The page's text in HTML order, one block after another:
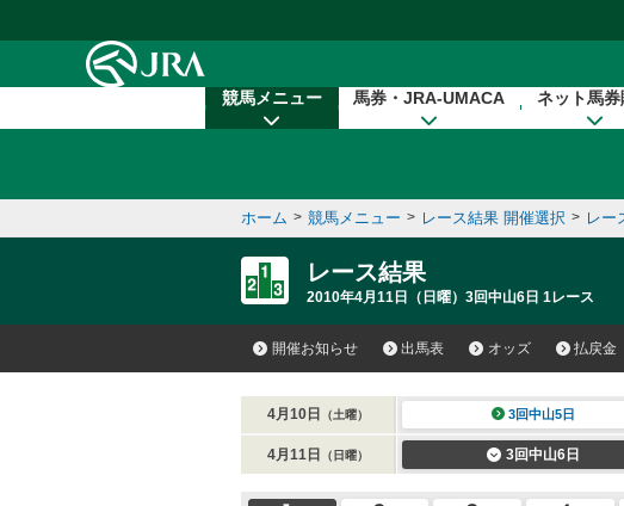
競馬メニュー 馬券・JRA-UMACA ネット馬券
ホーム > 競馬メニュー > レース結果 開催選択 > レー
レース結果
2010年4月11日（日曜）3回中山6日 1レース
開催お知らせ 出馬表 オッズ 払戻金
4月10日 （土曜） 3回中山5日
4月11日 （日曜） 3回中山6日